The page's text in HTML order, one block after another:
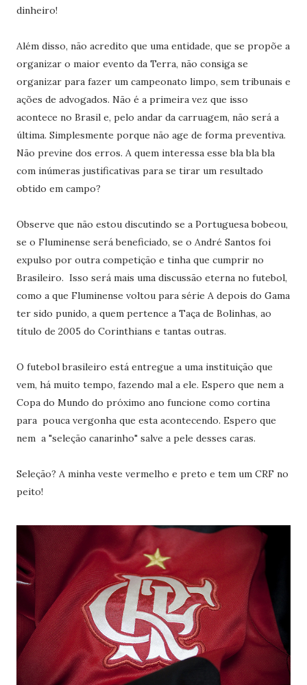
dinheiro!
Além disso, não acredito que uma entidade, que se propõe a
organizar o maior evento da Terra, não consiga se
organizar para fazer um campeonato limpo, sem tribunais e
ações de advogados. Não é a primeira vez que isso
acontece no Brasil e, pelo andar da carruagem, não será a
última. Simplesmente porque não age de forma preventiva.
Não previne dos erros. A quem interessa esse bla bla bla
com inúmeras justificativas para se tirar um resultado
obtido em campo?
Observe que não estou discutindo se a Portuguesa bobeou,
se o Fluminense será beneficiado, se o André Santos foi
expulso por outra competição e tinha que cumprir no
Brasileiro. Isso será mais uma discussão eterna no futebol,
como a que Fluminense voltou para série A depois do Gama
ter sido punido, a quem pertence a Taça de Bolinhas, ao
título de 2005 do Corinthians e tantas outras.
O futebol brasileiro está entregue a uma instituição que
vem, há muito tempo, fazendo mal a ele. Espero que nem a
Copa do Mundo do próximo ano funcione como cortina
para pouca vergonha que esta acontecendo. Espero que
nem a "seleção canarinho" salve a pele desses caras.
Seleção? A minha veste vermelho e preto e tem um CRF no
peito!